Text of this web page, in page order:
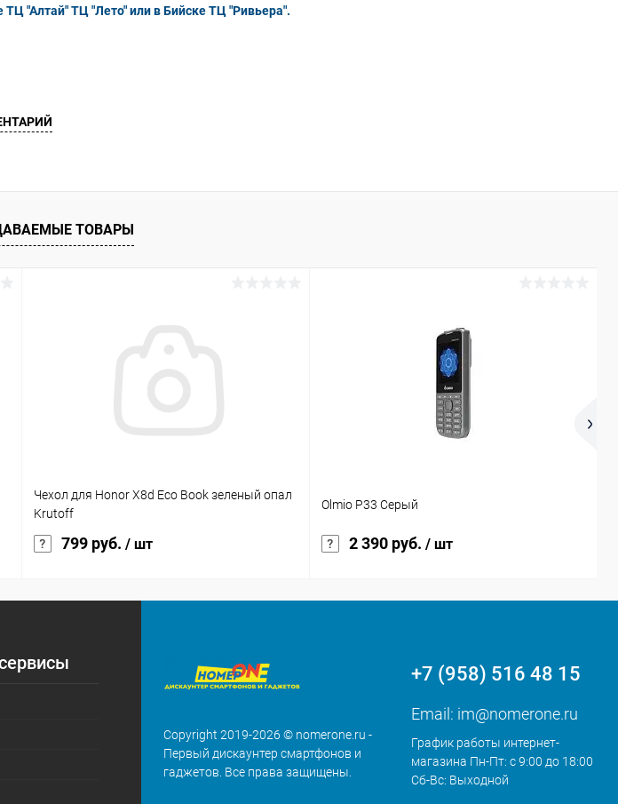
"Алтай" ТЦ "Лето" или в Бийске ТЦ "Ривьера".
ТОВАРЫ
Чехол для Honor X8d Eco Book зеленый опал
Krutoff
799 руб. / шт
Olmio P33 Серый
2 390 руб. / шт
Copyright 2019-2026 © nomerone.ru -
Первый дискаунтер смартфонов и
гаджетов. Все права защищены.
+7 (958) 516 48 15
Email: im@nomerone.ru
График работы интернет-
магазина Пн-Пт: с 9:00 до 18:00
Сб-Вс: Выходной